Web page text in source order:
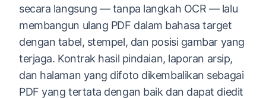
secara langsung — tanpa langkah OCR — lalu
membangun ulang PDF dalam bahasa target
dengan tabel, stempel, dan posisi gambar yang
terjaga. Kontrak hasil pindaian, laporan arsip,
dan halaman yang difoto dikembalikan sebagai
PDF yang tertata dengan baik dan dapat diedit